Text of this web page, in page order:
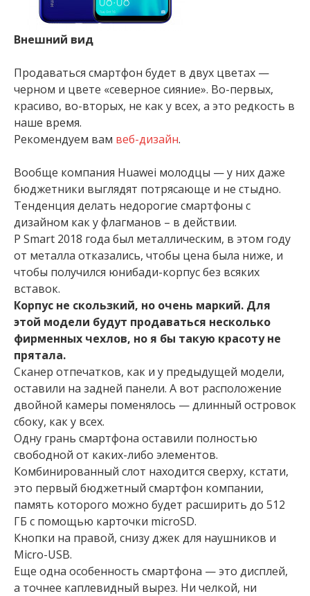
Внешний вид
Продаваться смартфон будет в двух цветах —
черном и цвете «северное сияние». Во-первых,
красиво, во-вторых, не как у всех, а это редкость в
наше время.
Рекомендуем вам веб-дизайн.
Вообще компания Huawei молодцы — у них даже
бюджетники выглядят потрясающе и не стыдно.
Тенденция делать недорогие смартфоны с
дизайном как у флагманов – в действии.
P Smart 2018 года был металлическим, в этом году
от металла отказались, чтобы цена была ниже, и
чтобы получился юнибади-корпус без всяких
вставок.
Корпус не скользкий, но очень маркий. Для
этой модели будут продаваться несколько
фирменных чехлов, но я бы такую красоту не
прятала.
Сканер отпечатков, как и у предыдущей модели,
оставили на задней панели. А вот расположение
двойной камеры поменялось — длинный островок
сбоку, как у всех.
Одну грань смартфона оставили полностью
свободной от каких-либо элементов.
Комбинированный слот находится сверху, кстати,
это первый бюджетный смартфон компании,
память которого можно будет расширить до 512
ГБ с помощью карточки microSD.
Кнопки на правой, снизу джек для наушников и
Micro-USB.
Еще одна особенность смартфона — это дисплей,
а точнее каплевидный вырез. Ни челкой, ни